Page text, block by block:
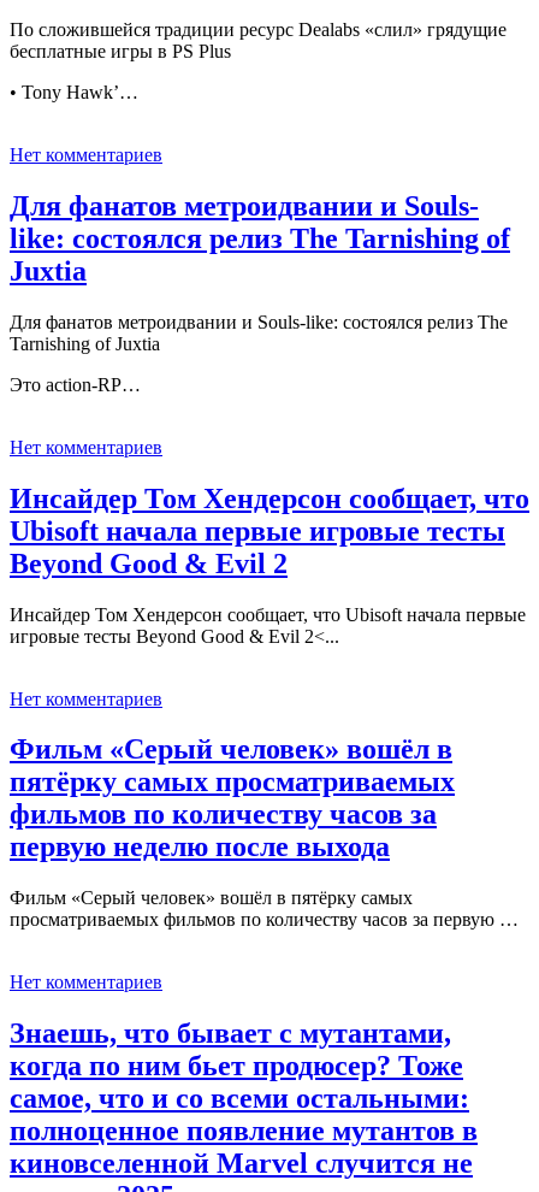
По сложившейся традиции ресурс Dealabs «слил» грядущие
бесплатные игры в PS Plus
• Tony Hawk’…
Нет комментариев
Для фанатов метроидвании и Souls-
like: состоялся релиз The Tarnishing of
Juxtia
Для фанатов метроидвании и Souls-like: состоялся релиз The
Tarnishing of Juxtia
Это action-RP…
Нет комментариев
Инсайдер Том Хендерсон сообщает, что
Ubisoft начала первые игровые тесты
Beyond Good & Evil 2
Инсайдер Том Хендерсон сообщает, что Ubisoft начала первые
игровые тесты Beyond Good & Evil 2<...
Нет комментариев
Фильм «Серый человек» вошёл в
пятёрку самых просматриваемых
фильмов по количеству часов за
первую неделю после выхода
Фильм «Серый человек» вошёл в пятёрку самых
просматриваемых фильмов по количеству часов за первую …
Нет комментариев
Знаешь, что бывает с мутантами,
когда по ним бьет продюсер? Тоже
самое, что и со всеми остальными:
полноценное появление мутантов в
киновселенной Marvel случится не